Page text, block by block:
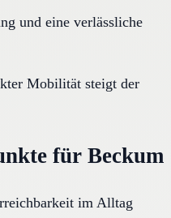
und eine verlässliche
Mobilität steigt der
für Beckum
im Alltag